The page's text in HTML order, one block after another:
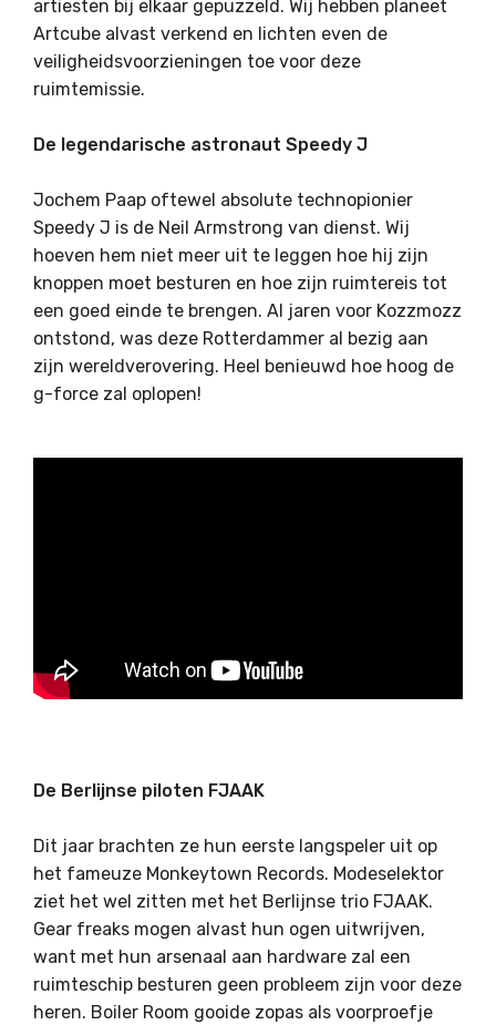
artiesten bij elkaar gepuzzeld. Wij hebben planeet
Artcube alvast verkend en lichten even de
veiligheidsvoorzieningen toe voor deze
ruimtemissie.
De legendarische astronaut Speedy J
Jochem Paap oftewel absolute technopionier
Speedy J is de Neil Armstrong van dienst. Wij
hoeven hem niet meer uit te leggen hoe hij zijn
knoppen moet besturen en hoe zijn ruimtereis tot
een goed einde te brengen. Al jaren voor Kozzmozz
ontstond, was deze Rotterdammer al bezig aan
zijn wereldverovering. Heel benieuwd hoe hoog de
g-force zal oplopen!
De Berlijnse piloten FJAAK
Dit jaar brachten ze hun eerste langspeler uit op
het fameuze Monkeytown Records. Modeselektor
ziet het wel zitten met het Berlijnse trio FJAAK.
Gear freaks mogen alvast hun ogen uitwrijven,
want met hun arsenaal aan hardware zal een
ruimteschip besturen geen probleem zijn voor deze
heren. Boiler Room gooide zopas als voorproefje